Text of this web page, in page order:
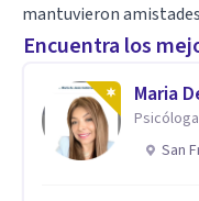
mantuvieron
Encuentra los
Maria
Psicóloga
San